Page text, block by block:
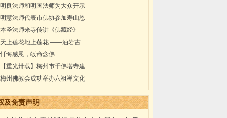
明良法师和明国法师为大众开示
明慧法师代表市佛协参加寿山恩
本圣法师来寺传讲《佛藏经》
天上莲花地上莲花 ——油岩古
忏悔感恩，皈命念佛
【重光卅载】梅州市千佛塔寺建
梅州佛教会成功举办六祖禅文化
及免责声明